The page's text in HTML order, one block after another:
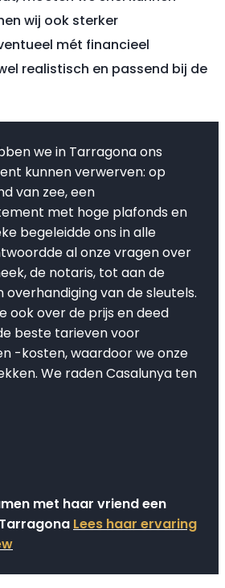
wij ook sterker
mét financieel
realistisch en passend bij de
we in Tarragona ons
kunnen verwerven: op
van zee, een
met hoge plafonds en
begeleidde ons in alle
al onze vragen over
de notaris, tot aan de
van de sleutels.
ook over de prijs en deed
beste tarieven voor
-kosten, waardoor we onze
We raden Casalunya ten
met haar vriend een
Lees haar ervaring